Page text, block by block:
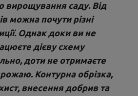
вирощування саду. Від
можна почути різні
Однак доки ви не
дієву схему
доти не отримаєте
Контурна обрізка,
внесення добрив та